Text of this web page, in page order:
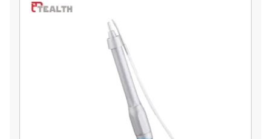
пациента.
Хирургичният наконечник Фибри Оптика 1:4.2 е
проектиран с уникална характеристика - не изпуска
въздух нито отпред, нито отзад, предотвратявайки
въздушен емфизем. Това осигурява по-безопасно и по-
комфортно изживяване както за зъболекаря, така и за
С високия си въртящ момент и голяма режеща сила, този
наконечник позволява ефикасно и ефективно екстракция
на зъби. Повишената ефективност на рязане се изразява в
по-висока производителност и намалено време на